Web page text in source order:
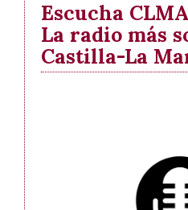
Escucha
La radio más
Castilla-La